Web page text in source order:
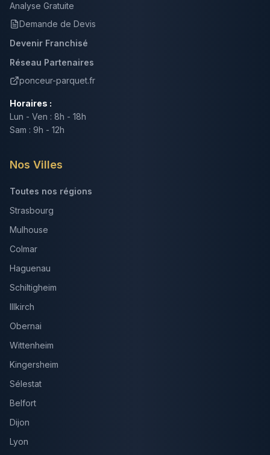
Analyse Gratuite
Demande de Devis
Devenir Franchisé
Réseau Partenaires
ponceur-parquet.fr
Horaires :
Lun - Ven : 8h - 18h
Sam : 9h - 12h
Nos Villes
Toutes nos régions
Strasbourg
Mulhouse
Colmar
Haguenau
Schiltigheim
Illkirch
Obernai
Wittenheim
Kingersheim
Sélestat
Belfort
Dijon
Lyon